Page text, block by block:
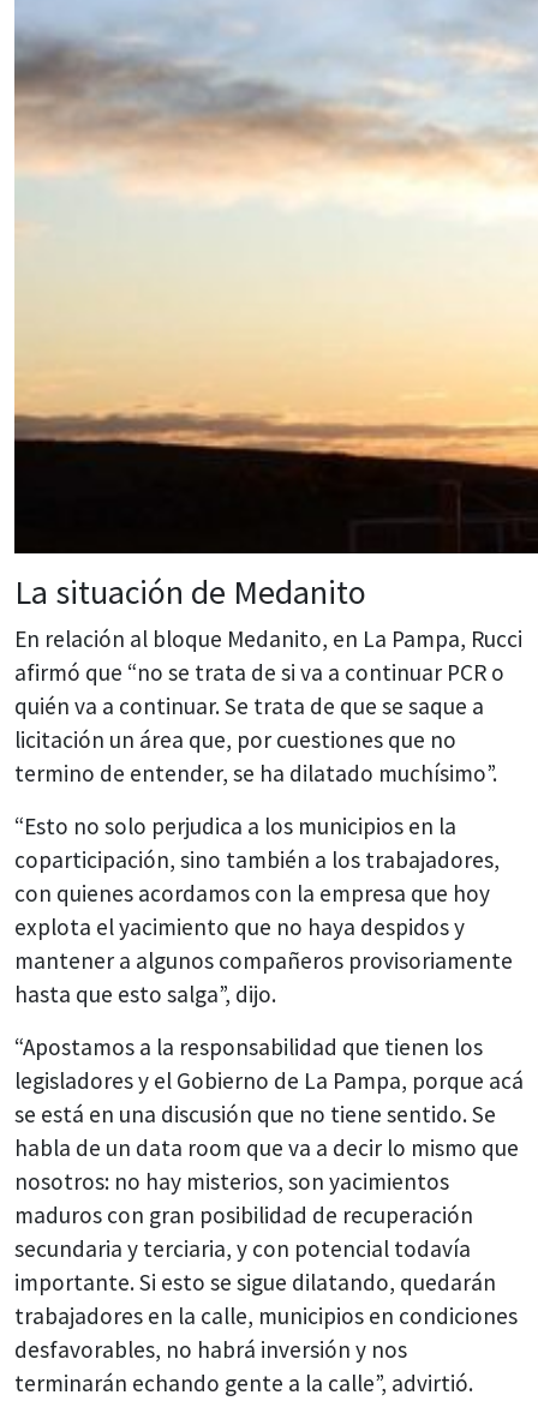
La situación de Medanito
En relación al bloque Medanito, en La Pampa, Rucci
afirmó que “no se trata de si va a continuar PCR o
quién va a continuar. Se trata de que se saque a
licitación un área que, por cuestiones que no
termino de entender, se ha dilatado muchísimo”.
“Esto no solo perjudica a los municipios en la
coparticipación, sino también a los trabajadores,
con quienes acordamos con la empresa que hoy
explota el yacimiento que no haya despidos y
mantener a algunos compañeros provisoriamente
hasta que esto salga”, dijo.
“Apostamos a la responsabilidad que tienen los
legisladores y el Gobierno de La Pampa, porque acá
se está en una discusión que no tiene sentido. Se
habla de un data room que va a decir lo mismo que
nosotros: no hay misterios, son yacimientos
maduros con gran posibilidad de recuperación
secundaria y terciaria, y con potencial todavía
importante. Si esto se sigue dilatando, quedarán
trabajadores en la calle, municipios en condiciones
desfavorables, no habrá inversión y nos
terminarán echando gente a la calle”, advirtió.